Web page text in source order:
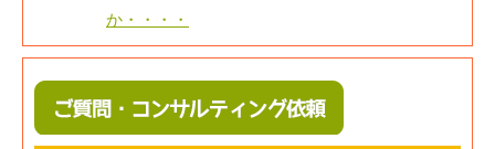
か・・・・